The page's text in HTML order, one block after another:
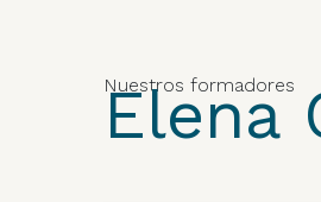
Nuestros formadores
Elena